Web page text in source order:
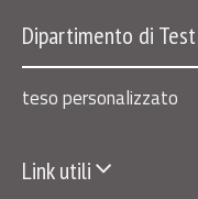
Dipartimento di Test
teso personalizzato
Link utili